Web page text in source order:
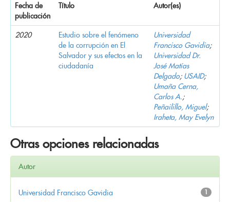
Fecha de
publicación
Título Autor(es)
2020
Estudio sobre el fenómeno
de la corrupción en El
Salvador y sus efectos en la
ciudadanía
Universidad
Francisco Gavidia;
Universidad Dr.
José Matías
Delgado; USAID;
Umaña Cerna,
Carlos A.;
Peñailillo, Miguel;
Iraheta, May Evelyn
Otras opciones relacionadas
Autor
1
Universidad Francisco Gavidia